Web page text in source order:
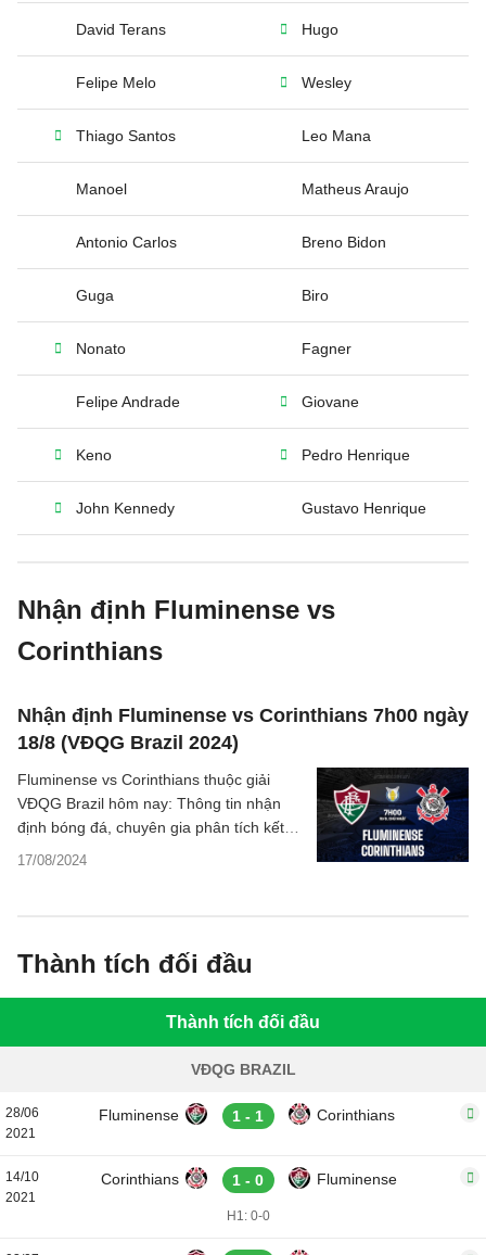
David Terans Hugo
Felipe Melo Wesley
Thiago Santos Leo Mana
Manoel Matheus Araujo
Antonio Carlos Breno Bidon
Guga Biro
Nonato Fagner
Felipe Andrade Giovane
Keno Pedro Henrique
John Kennedy Gustavo Henrique
Nhận định Fluminense vs
Corinthians
Nhận định Fluminense vs Corinthians 7h00 ngày
18/8 (VĐQG Brazil 2024)
17/08/2024
Fluminense vs Corinthians thuộc giải
VĐQG Brazil hôm nay: Thông tin nhận
định bóng đá, chuyên gia phân tích kết
quả, dự đoán tỷ số, thống kê chi tiết.
Thành tích đối đầu
Thành tích đối đầu
VĐQG BRAZIL
28/06
2021
Fluminense 1 - 1 Corinthians
14/10
2021
Corinthians 1 - 0 Fluminense
H1: 0-0